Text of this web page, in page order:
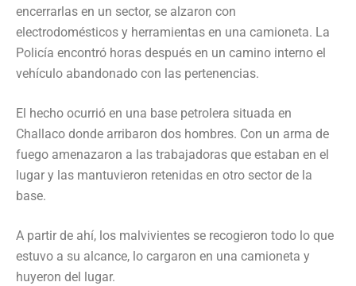
encerrarlas en un sector, se alzaron con
electrodomésticos y herramientas en una camioneta. La
Policía encontró horas después en un camino interno el
vehículo abandonado con las pertenencias.
El hecho ocurrió en una base petrolera situada en
Challaco donde arribaron dos hombres. Con un arma de
fuego amenazaron a las trabajadoras que estaban en el
lugar y las mantuvieron retenidas en otro sector de la
base.
A partir de ahí, los malvivientes se recogieron todo lo que
estuvo a su alcance, lo cargaron en una camioneta y
huyeron del lugar.